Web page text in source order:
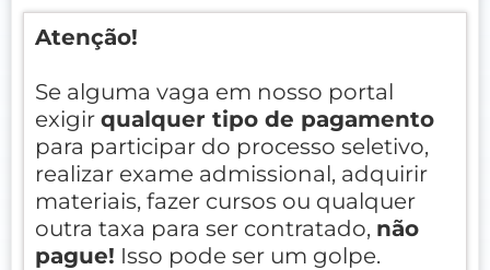
Atenção!
Se alguma vaga em nosso portal
exigir qualquer tipo de pagamento
para participar do processo seletivo,
realizar exame admissional, adquirir
materiais, fazer cursos ou qualquer
outra taxa para ser contratado, não
pague! Isso pode ser um golpe.